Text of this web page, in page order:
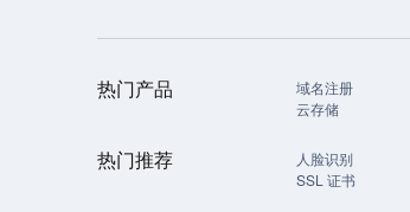
热门产品 域名注册
云存储
热门推荐 人脸识别
SSL 证书